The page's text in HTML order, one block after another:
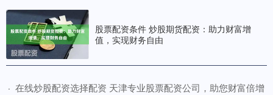
股票配资条件 炒股期货配资：助力财富增
值，实现财务自由
· ​在线炒股配资选择配资 天津专业股票配资公司，助您财富倍增